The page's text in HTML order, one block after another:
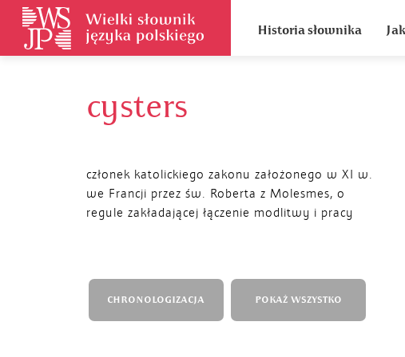
Historia słownika
cysters
członek katolickiego zakonu założonego w XI w.
we Francji przez św. Roberta z Molesmes, o
regule zakładającej łączenie modlitwy i pracy
CHRONOLOGIZACJA POKAŻ WSZYSTKO